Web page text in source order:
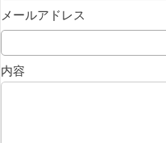
メールアドレス
内容